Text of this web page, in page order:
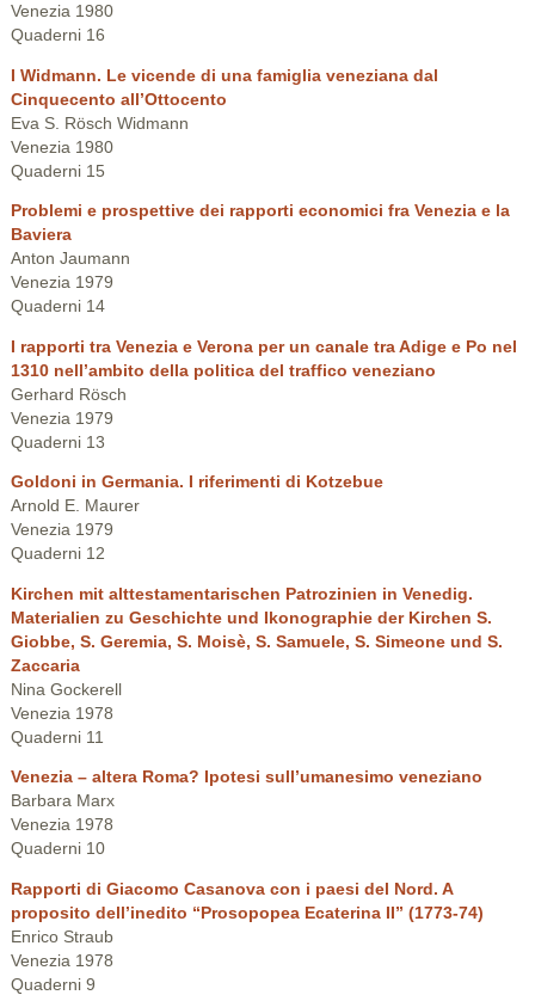
Venezia 1980
Quaderni 16
I Widmann. Le vicende di una famiglia veneziana dal
Cinquecento all’Ottocento
Eva S. Rösch Widmann
Venezia 1980
Quaderni 15
Problemi e prospettive dei rapporti economici fra Venezia e la
Baviera
Anton Jaumann
Venezia 1979
Quaderni 14
I rapporti tra Venezia e Verona per un canale tra Adige e Po nel
1310 nell’ambito della politica del traffico veneziano
Gerhard Rösch
Venezia 1979
Quaderni 13
Goldoni in Germania. I riferimenti di Kotzebue
Arnold E. Maurer
Venezia 1979
Quaderni 12
Kirchen mit alttestamentarischen Patrozinien in Venedig.
Materialien zu Geschichte und Ikonographie der Kirchen S.
Giobbe, S. Geremia, S. Moisè, S. Samuele, S. Simeone und S.
Zaccaria
Nina Gockerell
Venezia 1978
Quaderni 11
Venezia – altera Roma? Ipotesi sull’umanesimo veneziano
Barbara Marx
Venezia 1978
Quaderni 10
Rapporti di Giacomo Casanova con i paesi del Nord. A
proposito dell’inedito “Prosopopea Ecaterina II” (1773-74)
Enrico Straub
Venezia 1978
Quaderni 9